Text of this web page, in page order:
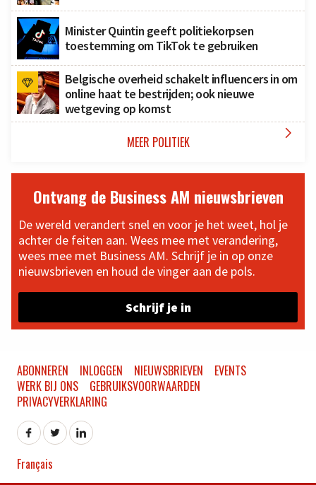
Minister Quintin geeft politiekorpsen
toestemming om TikTok te gebruiken
Belgische overheid schakelt influencers in om
online haat te bestrijden; ook nieuwe
wetgeving op komst
MEER POLITIEK 
Ontvang de Business AM nieuwsbrieven
De wereld verandert snel en voor je het weet, hol je
achter de feiten aan. Wees mee met verandering,
wees mee met Business AM. Schrijf je in op onze
nieuwsbrieven en houd de vinger aan de pols.
Schrijf je in
ABONNEREN INLOGGEN NIEUWSBRIEVEN
EVENTS
WERK BIJ ONS
GEBRUIKSVOORWAARDEN
PRIVACYVERKLARING
Français